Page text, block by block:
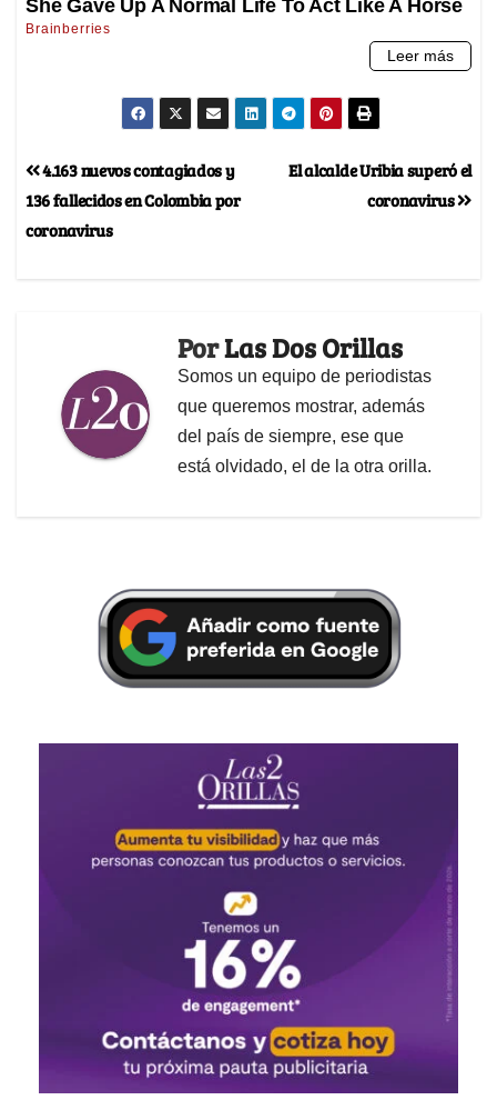
El alcalde Uribia superó el
coronavirus
4.163 nuevos contagiados y
136 fallecidos en Colombia por
coronavirus
PorLas Dos Orillas
Somos un equipo de periodistas
que queremos mostrar, además
del país de siempre, ese que
está olvidado, el de la otra orilla.